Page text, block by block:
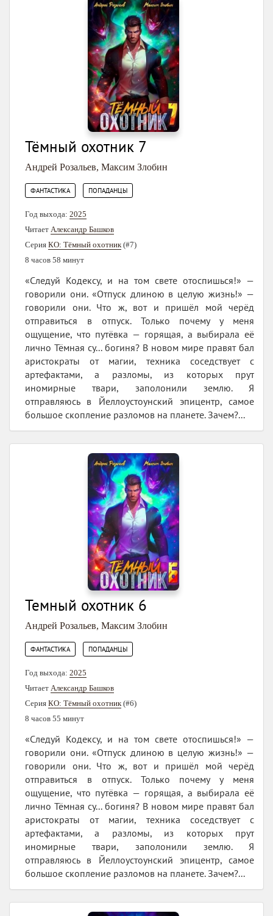
Тёмный охотник 7
Андрей Розальев, Максим Злобин
ФАНТАСТИКА ПОПАДАНЦЫ
Год выхода: 2025
Читает Александр Башков
Серия КО: Тёмный охотник(#7)
8 часов 58 минут
«Следуй Кодексу, и на том свете отоспишься!» —
говорили они. «Отпуск длиною в целую жизнь!» —
говорили они. Что ж, вот и пришёл мой черёд
отправиться в отпуск. Только почему у меня
ощущение, что путёвка — горящая, а выбирала её
лично Тёмная су... богиня? В новом мире правят бал
аристократы от магии, техника соседствует с
артефактами, а разломы, из которых прут
иномирные твари, заполонили землю. Я
отправляюсь в Йеллоустоунский эпицентр, самое
большое скопление разломов на планете. Зачем?...
Темный охотник 6
Андрей Розальев, Максим Злобин
ФАНТАСТИКА ПОПАДАНЦЫ
Год выхода: 2025
Читает Александр Башков
Серия КО: Тёмный охотник(#6)
8 часов 55 минут
«Следуй Кодексу, и на том свете отоспишься!» —
говорили они. «Отпуск длиною в целую жизнь!» —
говорили они. Что ж, вот и пришёл мой черёд
отправиться в отпуск. Только почему у меня
ощущение, что путёвка — горящая, а выбирала её
лично Тёмная су... богиня? В новом мире правят бал
аристократы от магии, техника соседствует с
артефактами, а разломы, из которых прут
иномирные твари, заполонили землю. Я
отправляюсь в Йеллоустоунский эпицентр, самое
большое скопление разломов на планете. Зачем?...